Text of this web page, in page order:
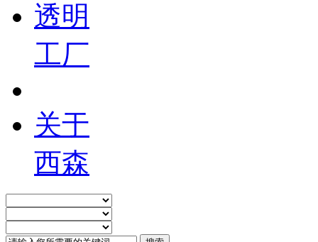
透明
工厂
关于
西森